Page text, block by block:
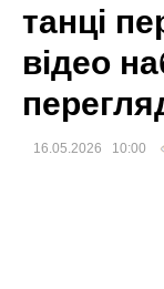
танці
відео
16.05.2026 10:00